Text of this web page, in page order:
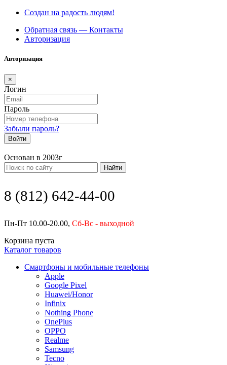
Создан на радость людям!
Обратная связь — Контакты
Авторизация
Авторизация
×
Логин
Пароль
Забыли пароль?
Войти
Основан в 2003г
Найти
8 (812) 642-44-00
Пн-Пт 10.00-20.00, Сб-Вс - выходной
Корзина пуста
Каталог товаров
Смартфоны и мобильные телефоны
Apple
Google Pixel
Huawei/Honor
Infinix
Nothing Phone
OnePlus
OPPO
Realme
Samsung
Tecno